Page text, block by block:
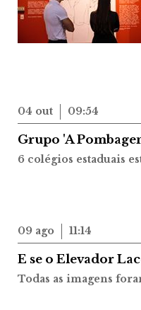
04 out 09:54
Grupo 'A
6 colégios estaduais
09 ago 11:14
E se o Elevador
Todas as imagens